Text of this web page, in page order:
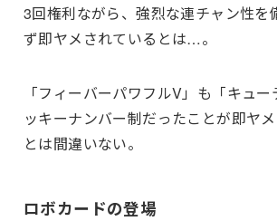
3回権利ながら、強烈な連チャン性を
ず即ヤメされているとは…。
「フィーバーパワフルV」も「キュ
ッキーナンバー制だったことが即ヤ
とは間違いない。
ロボカードの登場